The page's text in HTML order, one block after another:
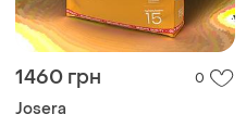
1460 грн 0
Josera